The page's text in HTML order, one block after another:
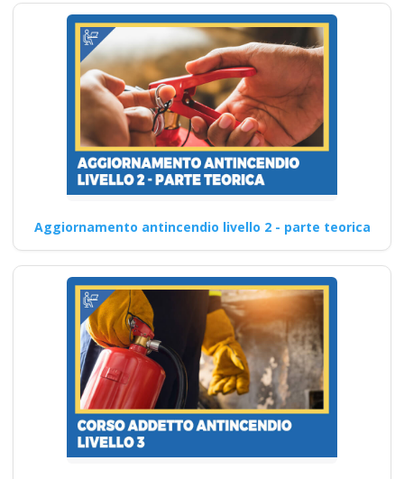
Aggiornamento antincendio livello 2 - parte teorica